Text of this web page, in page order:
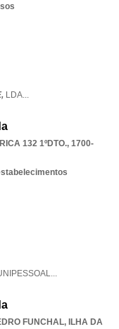
LDA...
132 1ºDTO., 1700-
...
FUNCHAL, ILHA DA